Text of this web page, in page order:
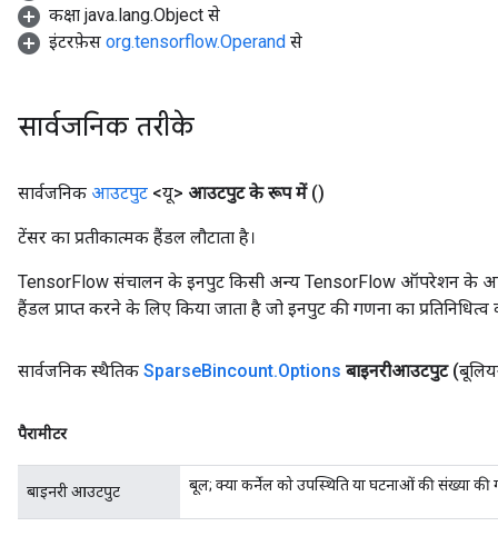
कक्षा java.lang.Object से
इंटरफ़ेस org.tensorflow.Operand से
सार्वजनिक तरीके
सार्वजनिक आउटपुट <यू> आउटपुट के रूप में ()
टेंसर का प्रतीकात्मक हैंडल लौटाता है।
TensorFlow संचालन के इनपुट किसी अन्य TensorFlow ऑपरेशन के
हैंडल प्राप्त करने के लिए किया जाता है जो इनपुट की गणना का प्रतिनिधित्व
सार्वजनिक स्थैतिक SparseBincount.Options बाइनरीआउटपुट
पैरामीटर
बाइनरी आउटपुट बूल; क्या कर्नेल को उपस्थिति या घटनाओं की संख्या की